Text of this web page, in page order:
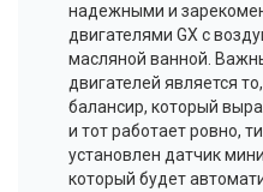
надежными и
двигателями GX с
масляной ванной.
двигателей является
балансир, который
и тот работает ровно,
установлен датчик
который будет